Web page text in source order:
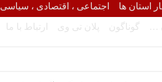
استان ها اجتماعی ، اقتصادی ، سیاسی
… گوناگون پلان تی وی ارتباط با ما